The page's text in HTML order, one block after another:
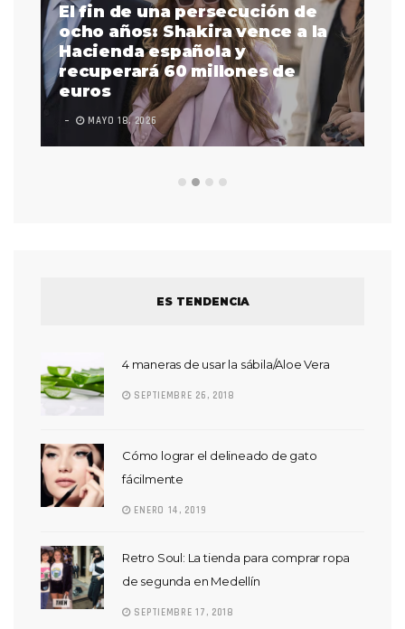
El fin de una persecución de
ocho años: Shakira vence a la
Hacienda española y
recuperará 60 millones de
euros
MAYO 18, 2026
ES TENDENCIA
4 maneras de usar la sábila/Aloe Vera
SEPTIEMBRE 26, 2018
Cómo lograr el delineado de gato
fácilmente
ENERO 14, 2019
Retro Soul: La tienda para comprar ropa
de segunda en Medellín
SEPTIEMBRE 17, 2018